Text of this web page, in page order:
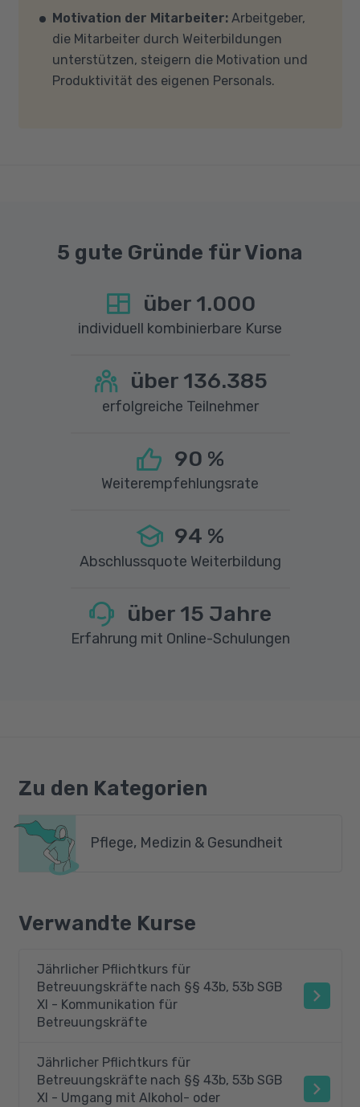
und -einstellungen (Anti-Viren-Programme,
Firewalls etc.) die Verbindung mit MS Teams
nicht blockieren. Bitte beachten Sie außerdem,
dass für eine reibungslose Übertragung eine
Motivation der Mitarbeiter: Arbeitgeber,
die Mitarbeiter durch Weiterbildungen
unterstützen, steigern die Motivation und
Produktivität des eigenen Personals.
5 gute Gründe für Viona
über 1.000
individuell kombinierbare Kurse
über 136.385
erfolgreiche Teilnehmer
90 %
Weiterempfehlungsrate
94 %
Abschlussquote Weiterbildung
über 15 Jahre
Erfahrung mit Online-Schulungen
Zu den Kategorien
Pflege, Medizin & Gesundheit
Verwandte Kurse
Jährlicher Pflichtkurs für
Betreuungskräfte nach §§ 43b, 53b SGB
XI - Kommunikation für
Betreuungskräfte
Jährlicher Pflichtkurs für
Betreuungskräfte nach §§ 43b, 53b SGB
XI - Umgang mit Alkohol- oder